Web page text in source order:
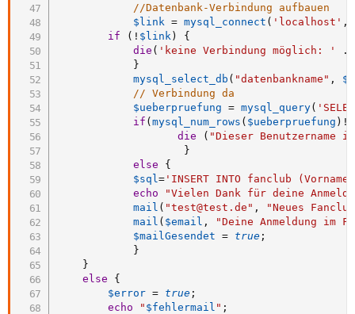
//Datenbank-Verbindung aufbauen
$link
= mysql_connect ( 'localhost' ,
if
( ! $link )
{
die ( 'keine Verbindung möglich: '
.
}
mysql_select_db ( "datenbankname" ,
// Verbindung da
$ueberpruefung
= mysql_query(
if (mysql_num_rows ( $ueberpruefung ) !=
die
( "Dieser
}
else
{
$sql= 'INSERT INTO fanclub
echo
"Vielen Dank für deine
mail ( "test@test.de" ,
"Neues
mail ( $email ,
"Deine Anmeldung im
$mailGesendet
= true ;
}
}
else
{
$error = true ;
echo
" $fehlermail " ;